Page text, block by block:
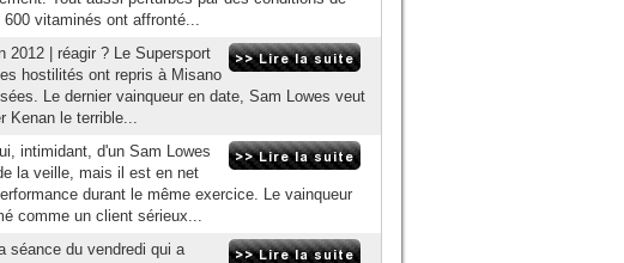
vitaminés ont affronté...
2012 | réagir ? Le Supersport
hostilités ont repris à Misano
Le dernier vainqueur en date, Sam Lowes veut
Kenan le terrible...
intimidant, d'un Sam Lowes
la veille, mais il est en net
durant le même exercice. Le vainqueur
comme un client sérieux...
séance du vendredi qui a